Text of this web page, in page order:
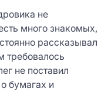
не
много знакомых,
рассказывал
требовалось
не поставил
бумагах и